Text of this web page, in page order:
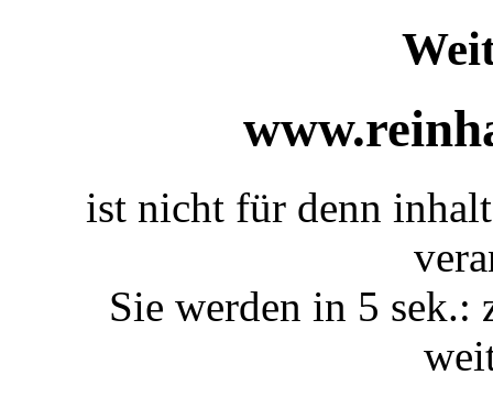
ist nicht für denn
Sie werden in 5 sek.: